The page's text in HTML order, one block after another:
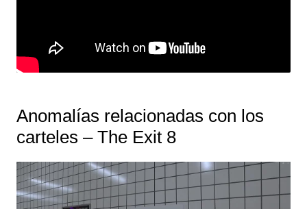
Anomalías relacionadas con los
carteles – The Exit 8